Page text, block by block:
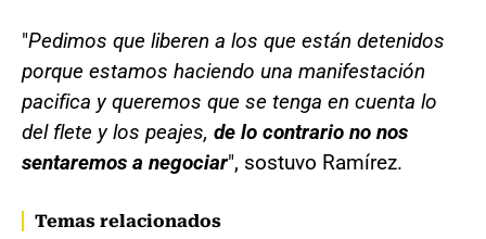
"Pedimos que liberen a los que están detenidos
porque estamos haciendo una manifestación
pacifica y queremos que se tenga en cuenta lo
del flete y los peajes, de lo contrario no nos
sentaremos a negociar", sostuvo Ramírez.
Temas relacionados